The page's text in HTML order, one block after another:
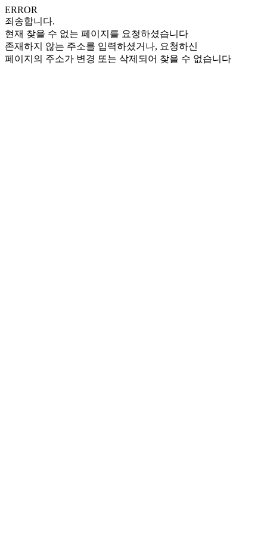
ERROR
죄송합니다.
현재 찾을 수 없는 페이지를 요청하셨습니다
존재하지 않는 주소를 입력하셨거나, 요청하신
페이지의 주소가 변경 또는 삭제되어 찾을 수 없습니다